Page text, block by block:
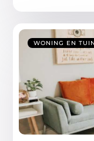
WONING EN TUIN